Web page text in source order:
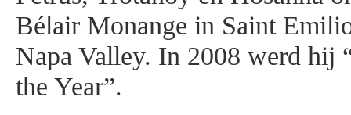
Bélair Monange in Saint
Napa Valley. In 2008 werd hij
the Year”.